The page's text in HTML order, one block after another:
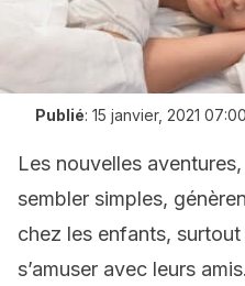
Publié: 15 janvier, 2021 07:00
Les nouvelles
sembler simples,
chez les enfants, surtout
s’amuser avec leurs